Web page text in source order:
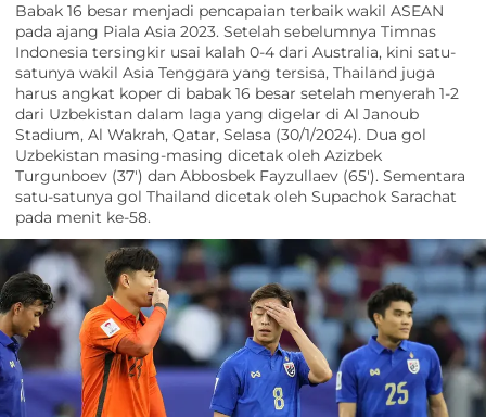
Babak 16 besar menjadi pencapaian terbaik wakil ASEAN
pada ajang Piala Asia 2023. Setelah sebelumnya Timnas
Indonesia tersingkir usai kalah 0-4 dari Australia, kini satu-
satunya wakil Asia Tenggara yang tersisa, Thailand juga
harus angkat koper di babak 16 besar setelah menyerah 1-2
dari Uzbekistan dalam laga yang digelar di Al Janoub
Stadium, Al Wakrah, Qatar, Selasa (30/1/2024). Dua gol
Uzbekistan masing-masing dicetak oleh Azizbek
Turgunboev (37') dan Abbosbek Fayzullaev (65'). Sementara
satu-satunya gol Thailand dicetak oleh Supachok Sarachat
pada menit ke-58.